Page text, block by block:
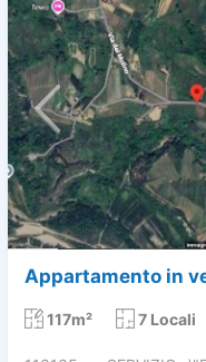
Appartamento in
117m² 7 Locali